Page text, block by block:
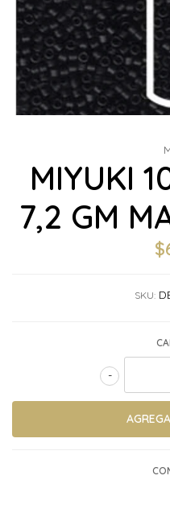
MIYUKI
7,2 GM
SKU:
-